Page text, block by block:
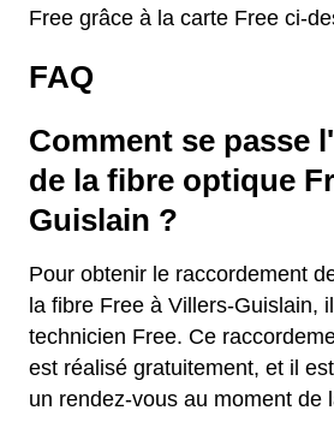
Free grâce à la carte Free ci-
FAQ
Comment se passe
de la fibre optique
Guislain ?
Pour obtenir le raccordement
la fibre Free à Villers-Guislain,
technicien Free. Ce
est réalisé gratuitement, et il
un rendez-vous au moment de